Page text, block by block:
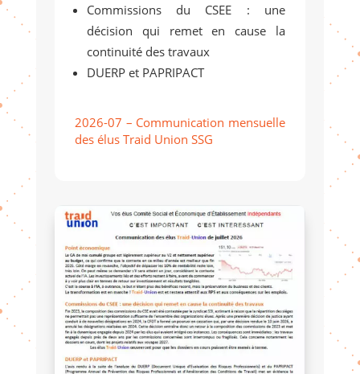
Commissions du CSEE : une
décision qui remet en cause la
continuité des travaux
DUERP et PAPRIPACT
2026-07 – Communication mensuelle
des élus Traid Union SSG